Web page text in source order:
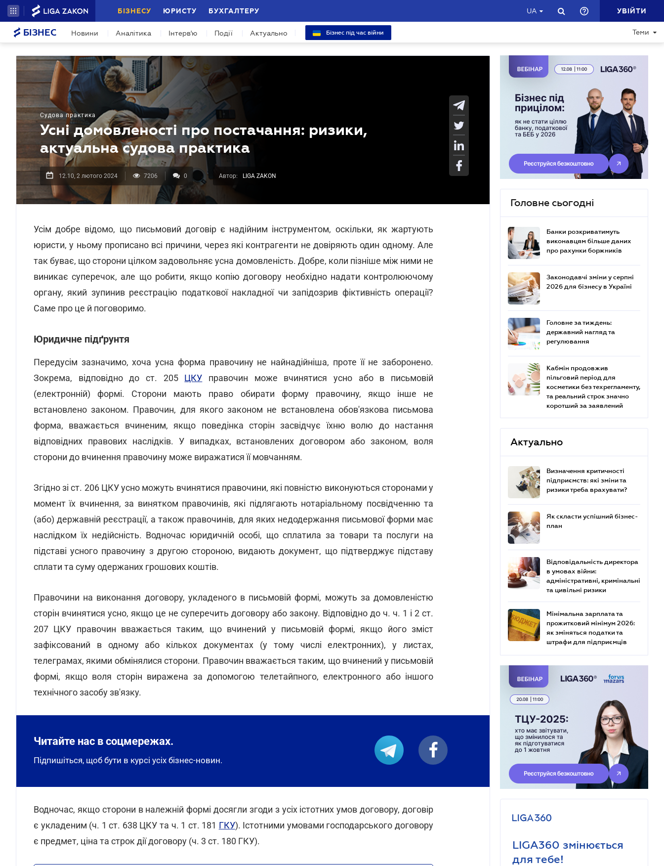
БІЗНЕСУ ЮРИСТУ БУХГАЛТЕРУ UA УВІЙТИ
БІЗНЕС Новини Аналітика Інтерв'ю Події Актуально Бізнес під час війни Теми
Судова практика
Усні домовленості про постачання: ризики,
актуальна судова практика
12.10, 2 лютого 2024 7206 0 Автор: LIGA ZAKON
Усім добре відомо, що письмовий договір є надійним інструментом, оскільки, як жартують
юристи, у ньому прописано всі причини, через які контрагенти не довіряють один одному. Але
так буває, що сторони цілком задовольняє усна домовленість. Добре, коли пізніше між ними не
виникає суперечок, але що робити, якщо копію договору необхідно надати контролюючому
органу, який зупинив реєстрацію податкової накладної чи запідозрив фіктивність операції?
Саме про це й поговоримо.
Юридичне підґрунтя
Передусім зазначимо, хоча усна форма правочину не найнадійніша, проте її не заборонено.
Зокрема, відповідно до ст. 205 ЦКУ правочин може вчинятися усно або в письмовій
(електронній) формі. Сторони мають право обирати форму правочину, якщо інше не
встановлено законом. Правочин, для якого законом не встановлена обов'язкова письмова
форма, вважається вчиненим, якщо поведінка сторін засвідчує їхню волю до настання
відповідних правових наслідків. У випадках, встановлених договором або законом, воля
сторони до вчинення правочину може виражатися її мовчанням.
Згідно зі ст. 206 ЦКУ усно можуть вчинятися правочини, які повністю виконуються сторонами у
момент їх вчинення, за винятком правочинів, які підлягають нотаріальному посвідченню та
(або) державній реєстрації, а також правочинів, для яких недодержання письмової форми має
наслідком їх недійсність. Водночас юридичній особі, що сплатила за товари та послуги на
підставі усного правочину з другою стороною, видають документ, що підтверджує підставу
сплати та суму одержаних грошових коштів.
Правочини на виконання договору, укладеного в письмовій формі, можуть за домовленістю
сторін вчинятися усно, якщо це не суперечить договору або закону. Відповідно до ч. ч. 1 і 2 ст.
207 ЦКУ правочин вважається таким, що вчинений у письмовій формі, якщо його зміст
зафіксований в одному або кількох документах (у тому числі електронних), у листах,
телеграмах, якими обмінялися сторони. Правочин вважається таким, що вчинений у письмовій
формі, якщо воля сторін виражена за допомогою телетайпного, електронного або іншого
технічного засобу зв'язку.
Читайте нас в соцмережах.
Підпишіться, щоб бути в курсі усіх бізнес-новин.
Водночас, якщо сторони в належній формі досягли згоди з усіх істотних умов договору, договір
є укладеним (ч. 1 ст. 638 ЦКУ та ч. 1 ст. 181 ГКУ). Істотними умовами господарського договору
є предмет, ціна та строк дії договору (ч. 3 ст. 180 ГКУ).
Головне сьогодні
Банки розкриватимуть
виконавцям більше даних
про рахунки боржників
Законодавчі зміни у серпні
2026 для бізнесу в Україні
Головне за тиждень:
державний нагляд та
регулювання
Кабмін продовжив
пільговий період для
косметики без техрегламенту,
та реальний строк значно
коротший за заявлений
Актуально
Визначення критичності
підприємств: які зміни та
ризики треба врахувати?
Як скласти успішний бізнес-
план
Відповідальність директора
в умовах війни:
адміністративні, кримінальні
та цивільні ризики
Мінімальна зарплата та
прожитковий мінімум 2026:
як зміняться податки та
штрафи для підприємців
LIGA360 змінюється
для тебе!